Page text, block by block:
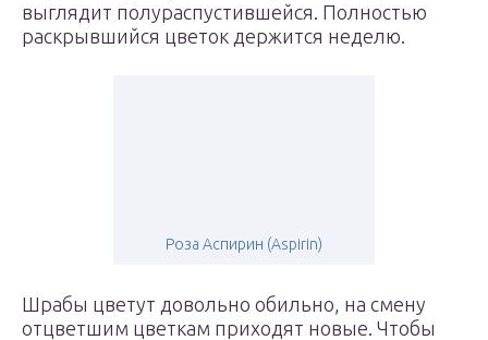
выглядит полураспустившейся. Полностью
раскрывшийся цветок держится неделю.
Роза Аспирин (Aspirin)
Шрабы цветут довольно обильно, на смену
отцветшим цветкам приходят новые. Чтобы